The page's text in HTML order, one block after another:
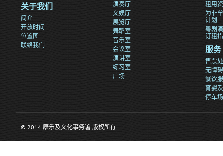
关于我们
简介
开放时间
位置图
联络我们
演奏厅
文娱厅
展览厅
舞蹈室
音乐室
会议室
演讲室
练习室
广场
租用
为非
计划
粤剧
订租
服务
售票处
无障
餐饮
育婴
停车场
© 2014 康乐及文化事务署 版权所有